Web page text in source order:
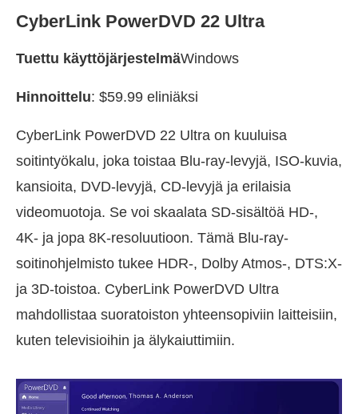
CyberLink PowerDVD 22 Ultra
Tuettu käyttöjärjestelmäWindows
Hinnoittelu: $59.99 eliniäksi
CyberLink PowerDVD 22 Ultra on kuuluisa
soitintyökalu, joka toistaa Blu-ray-levyjä, ISO-kuvia,
kansioita, DVD-levyjä, CD-levyjä ja erilaisia
videomuotoja. Se voi skaalata SD-sisältöä HD-,
4K- ja jopa 8K-resoluutioon. Tämä Blu-ray-
soitinohjelmisto tukee HDR-, Dolby Atmos-, DTS:X-
ja 3D-toistoa. CyberLink PowerDVD Ultra
mahdollistaa suoratoiston yhteensopiviin laitteisiin,
kuten televisioihin ja älykaiuttimiin.